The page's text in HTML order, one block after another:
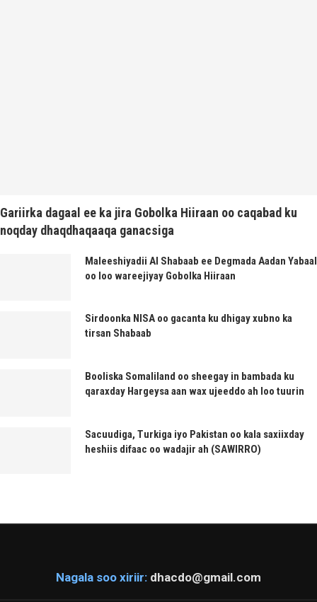
Gariirka dagaal ee ka jira Gobolka Hiiraan oo caqabad ku
noqday dhaqdhaqaaqa ganacsiga
Maleeshiyadii Al Shabaab ee Degmada Aadan Yabaal
oo loo wareejiyay Gobolka Hiiraan
Sirdoonka NISA oo gacanta ku dhigay xubno ka
tirsan Shabaab
Booliska Somaliland oo sheegay in bambada ku
qaraxday Hargeysa aan wax ujeeddo ah loo tuurin
Sacuudiga, Turkiga iyo Pakistan oo kala saxiixday
heshiis difaac oo wadajir ah (SAWIRRO)
Nagala soo xiriir: dhacdo@gmail.com